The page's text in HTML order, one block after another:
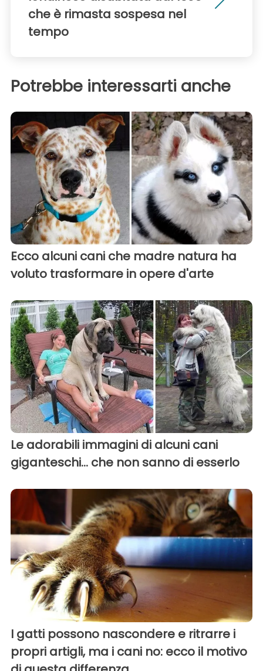
che è rimasta sospesa nel
tempo
Potrebbe interessarti anche
Ecco alcuni cani che madre natura ha
voluto trasformare in opere d'arte
Le adorabili immagini di alcuni cani
giganteschi... che non sanno di esserlo
I gatti possono nascondere e ritrarre i
propri artigli, ma i cani no: ecco il motivo